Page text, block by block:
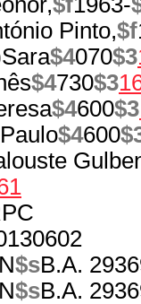
Pinto,$f
Sara$4070$3
$4730$3
$4600$3
Paulo$4600
$sB.A.
$sB.A.